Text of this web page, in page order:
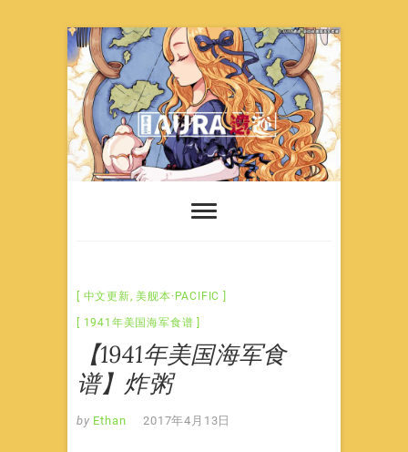
Skip
to
content
中文更新,美舰本·PACIFIC
1941年美国海军食谱
【1941年美国海军食
谱】炸粥
by Ethan 2017年4月13日